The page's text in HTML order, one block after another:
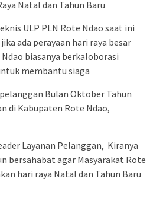
Natal dan Tahun Baru
ULP PLN Rote Ndao saat ini
ada perayaan hari raya besar
biasanya berkaloborasi
membantu siaga
Bulan Oktober Tahun
di Kabupaten Rote Ndao,
Layanan Pelanggan, Kiranya
bersahabat agar Masyarakat Rote
hari raya Natal dan Tahun Baru